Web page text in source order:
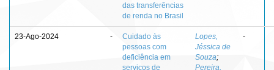
das transferências
de renda no Brasil
23-Ago-2024 -
Cuidado às
pessoas com
deficiência em
serviços de
Lopes,
Jéssica de
Souza;
Pereira,
-